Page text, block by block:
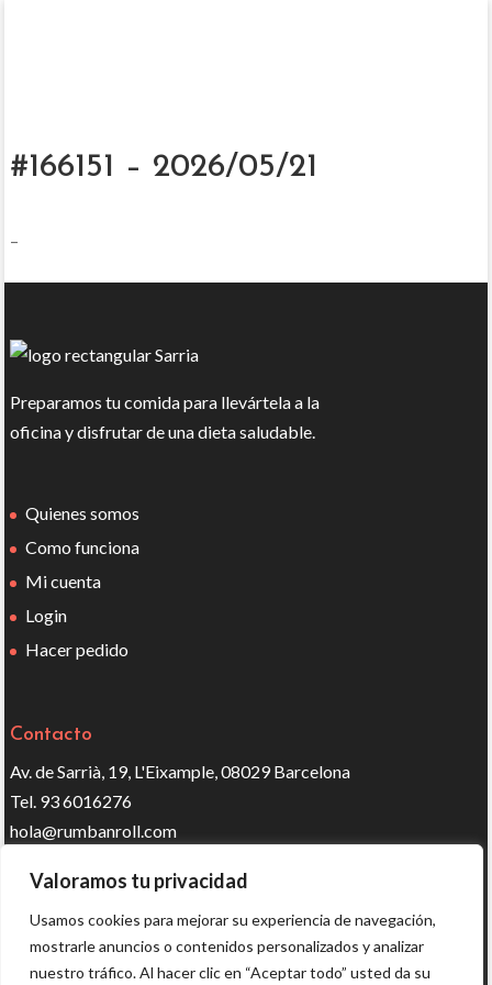
Valoramos tu privacidad
Usamos cookies para mejorar su experiencia de navegación,
mostrarle anuncios o contenidos personalizados y analizar
nuestro tráfico. Al hacer clic en “Aceptar todo” usted da su
#166151 – 2026/05/21
–
Preparamos tu comida para llevártela a la
oficina y disfrutar de una dieta saludable.
Quienes somos
Como funciona
Mi cuenta
Login
Hacer pedido
Contacto
Av. de Sarrià, 19, L'Eixample, 08029 Barcelona
Tel. 93 6016276
hola@rumbanroll.com
Síguenos en redes